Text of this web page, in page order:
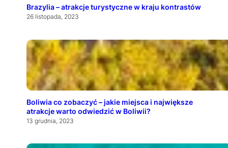
Brazylia – atrakcje turystyczne w kraju kontrastów
26 listopada, 2023
Boliwia co zobaczyć – jakie miejsca i największe
atrakcje warto odwiedzić w Boliwii?
13 grudnia, 2023